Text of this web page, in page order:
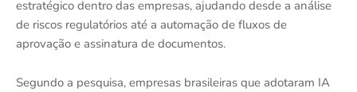
estratégico dentro das empresas, ajudando desde a análise
de riscos regulatórios até a automação de fluxos de
aprovação e assinatura de documentos.
Segundo a pesquisa, empresas brasileiras que adotaram IA